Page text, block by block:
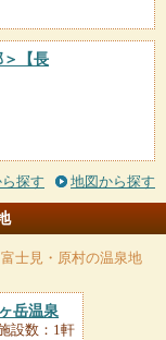
【長
探す 地図から探す
士見・原村の温泉地
岳温泉
設数：1軒